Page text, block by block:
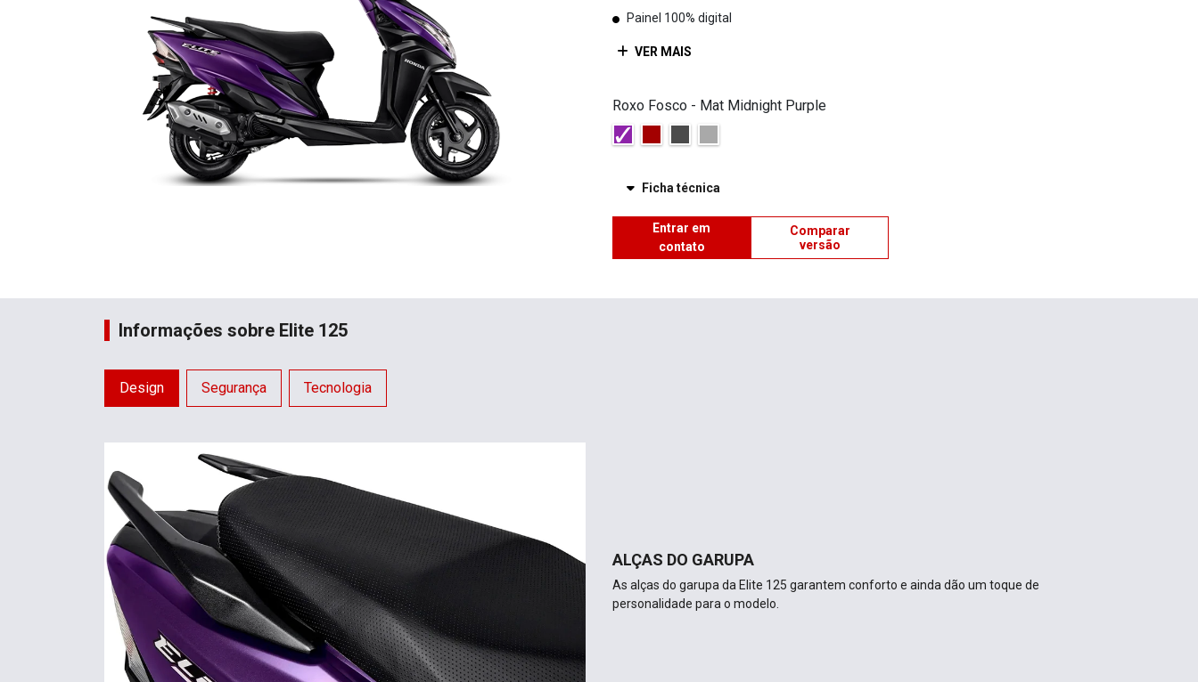
Painel 100% digital
VER MAIS
Roxo Fosco - Mat Midnight Purple
Ficha técnica
Entrar em
contato
Comparar
versão
Informações sobre Elite 125
Design Segurança Tecnologia
ALÇAS DO GARUPA
As alças do garupa da Elite 125 garantem conforto e ainda dão um toque de
personalidade para o modelo.